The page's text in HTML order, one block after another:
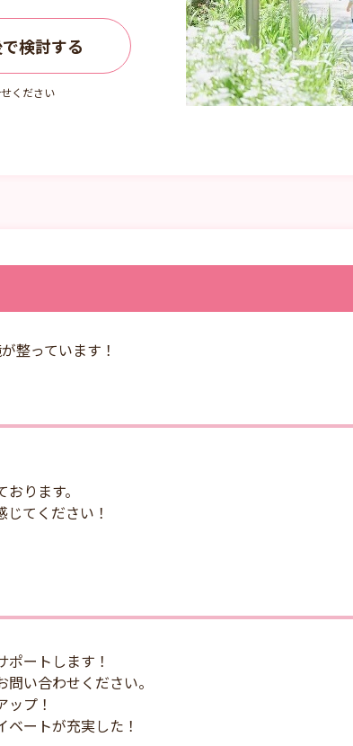
ください
整っています！
ります。
てください！
ートします！
い合わせください。
プ！
ートが充実した！